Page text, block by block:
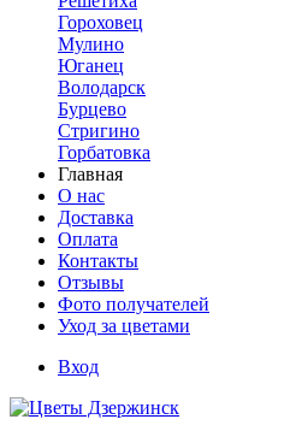
Гороховец
Мулино
Юганец
Володарск
Бурцево
Стригино
Горбатовка
Главная
О нас
Доставка
Оплата
Контакты
Отзывы
Фото получателей
Уход за цветами
Вход